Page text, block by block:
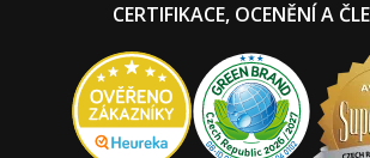
CERTIFIKACE, OCENĚNÍ A